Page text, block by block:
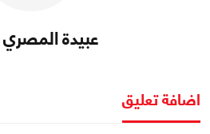
عبيدة المصري
اضافة تعليق